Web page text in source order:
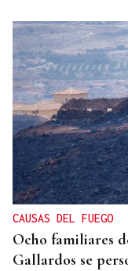
CAUSAS DEL FUEGO
Ocho familiares
Gallardos se